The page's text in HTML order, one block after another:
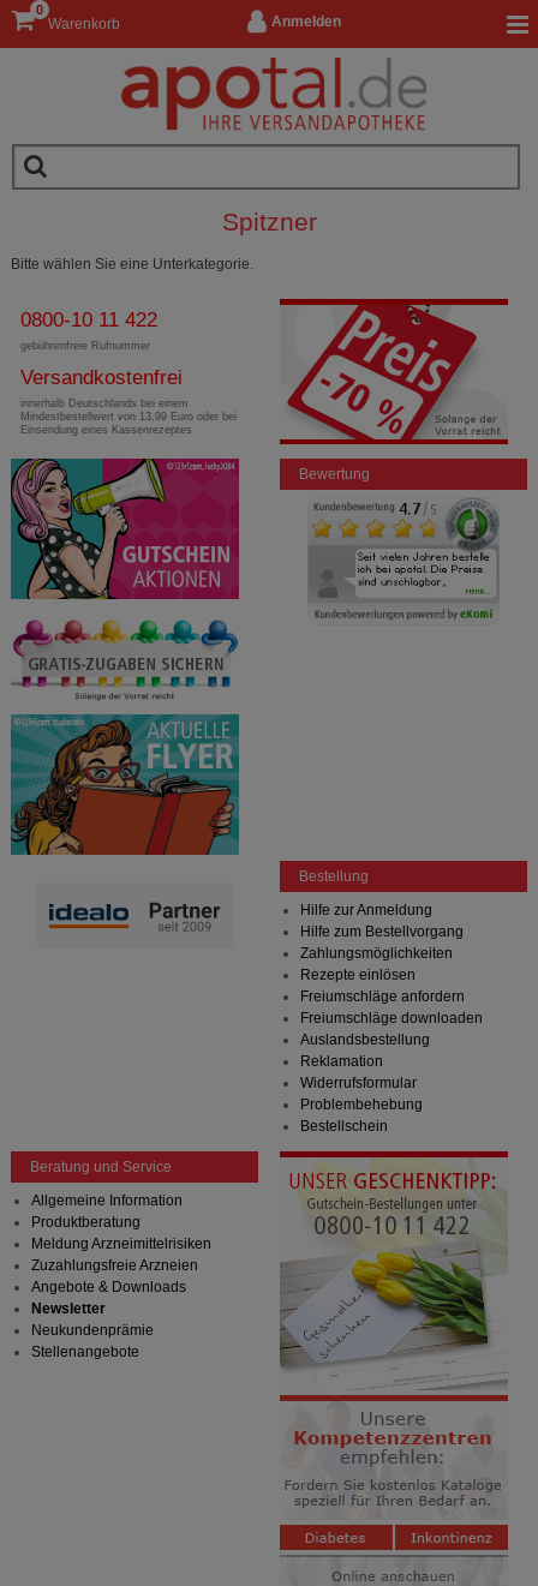
Anmelden
Warenkorb
0
Spitzner
Bitte wählen Sie eine Unterkategorie.
0800-10 11 422
gebührenfreie Rufnummer
Versandkostenfrei
innerhalb Deutschlands bei einem
Mindestbestellwert von 13,99 Euro oder bei
Einsendung eines Kassenrezeptes
Bewertung
Bestellung
Hilfe zur Anmeldung
Hilfe zum Bestellvorgang
Zahlungsmöglichkeiten
Rezepte einlösen
Freiumschläge anfordern
Freiumschläge downloaden
Auslandsbestellung
Reklamation
Widerrufsformular
Problembehebung
Bestellschein
Beratung und Service
Allgemeine Information
Produktberatung
Meldung Arzneimittelrisiken
Zuzahlungsfreie Arzneien
Angebote & Downloads
Newsletter
Neukundenprämie
Stellenangebote